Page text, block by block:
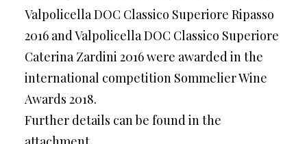
Valpolicella DOC Classico Superiore Ripasso
2016 and Valpolicella DOC Classico Superiore
Caterina Zardini 2016 were awarded in the
international competition Sommelier Wine
Awards 2018.
Further details can be found in the